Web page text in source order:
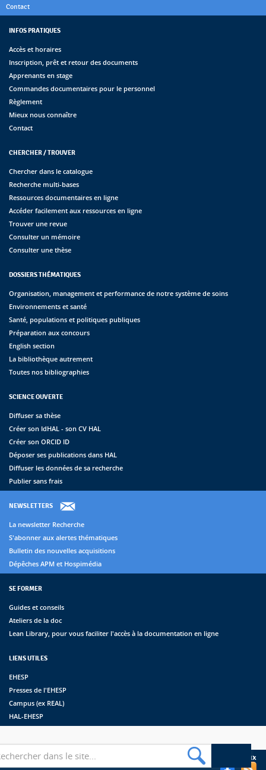
Contact
INFOS PRATIQUES
Accès et horaires
Inscription, prêt et retour des documents
Apprenants en stage
Commandes documentaires pour le personnel
Règlement
Mieux nous connaître
Contact
CHERCHER / TROUVER
Chercher dans le catalogue
Recherche multi-bases
Ressources documentaires en ligne
Accéder facilement aux ressources en ligne
Trouver une revue
Consulter un mémoire
Consulter une thèse
DOSSIERS THÉMATIQUES
Organisation, management et performance de notre système de soins
Environnements et santé
Santé, populations et politiques publiques
Préparation aux concours
English section
La bibliothèque autrement
Toutes nos bibliographies
SCIENCE OUVERTE
Diffuser sa thèse
Créer son IdHAL - son CV HAL
Créer son ORCID ID
Déposer ses publications dans HAL
Diffuser les données de sa recherche
Publier sans frais
NEWSLETTERS
La newsletter Recherche
S'abonner aux alertes thématiques
Bulletin des nouvelles acquisitions
Dépêches APM et Hospimédia
SE FORMER
Guides et conseils
Ateliers de la doc
Lean Library, pour vous faciliter l'accès à la documentation en ligne
LIENS UTILES
EHESP
Presses de l'EHESP
Campus (ex REAL)
HAL-EHESP
Suivez les bibliothèques de l'EHESP sur les réseaux sociaux